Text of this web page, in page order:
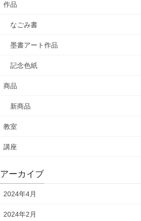
作品
なごみ書
墨書アート作品
記念色紙
商品
新商品
教室
講座
アーカイブ
2024年4月
2024年2月